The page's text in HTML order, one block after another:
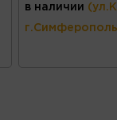
в наличии